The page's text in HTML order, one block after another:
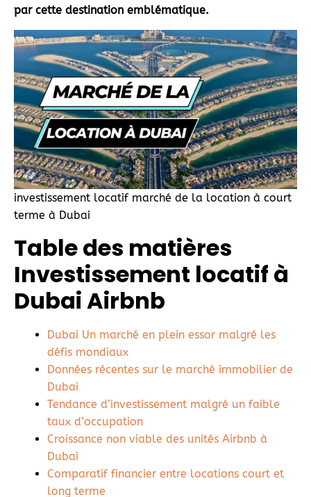
par cette destination emblématique.
investissement locatif marché de la location à court
terme à Dubai
Table des matières
Investissement locatif à
Dubai Airbnb
Dubai Un marché en plein essor malgré les
défis mondiaux
Données récentes sur le marché immobilier de
Dubai
Tendance d’investissement malgré un faible
taux d’occupation
Croissance non viable des unités Airbnb à
Dubai
Comparatif financier entre locations court et
long terme